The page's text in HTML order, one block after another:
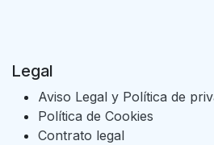
Legal
Aviso Legal y Política de
Política de Cookies
Contrato legal